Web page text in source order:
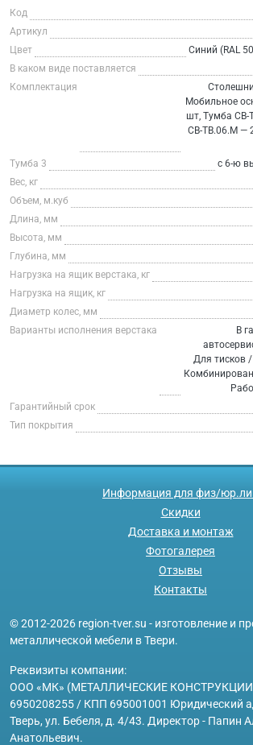
Код
Артикул
Цвет
Синий (RAL
В каком виде поставляется
Комплектация
Мобильное
шт, Тумба
СВ-ТВ.06.М —
Тумба 3
с 6-ю
Вес, кг
Объем, м.куб
Длина, мм
Высота, мм
Глубина, мм
Нагрузка на ящик верстака, кг
Нагрузка на ящик, кг
Диаметр колес, мм
Варианты исполнения верстака
В
Для тисков
Гарантийный срок
Тип покрытия
Информация для физ/
Скидки
Доставка и монтаж
Фотогалерея
Отзывы
Контакты
© 2012-2026 region-tver.su - изготовление и
металлической мебели в Твери.
Реквизиты компании:
ООО «МК» (МЕТАЛЛИЧЕСКИЕ
6950208255 / КПП 695001001 Юридический
Тверь, ул. Бебеля, д. 4/43. Директор - Папин
Анатольевич.